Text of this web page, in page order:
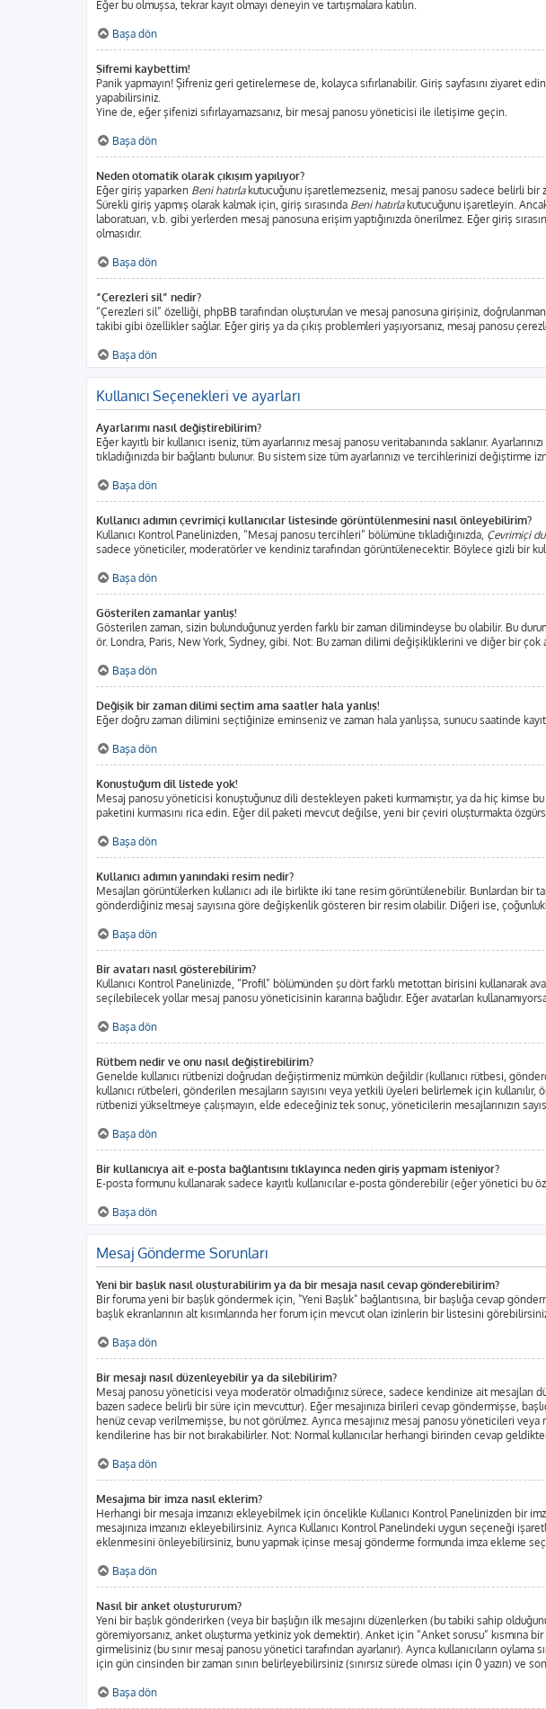
Eğer bu olmuşsa, tekrar kayıt olmayı deneyin ve tartışmalara katılın.
Başa dön
Şifremi kaybettim!
Panik yapmayın! Şifreniz geri getirelemese de, kolayca sıfırlanabilir. Giriş sayfasını ziyaret
yapabilirsiniz.
Yine de, eğer şifenizi sıfırlayamazsanız, bir mesaj panosu yöneticisi ile iletişime geçin.
Başa dön
Neden otomatik olarak çıkışım yapılıyor?
Eğer giriş yaparken Beni hatırlakutucuğunu işaretlemezseniz, mesaj panosu sadece belirli bir
Sürekli giriş yapmış olarak kalmak için, giriş sırasında Beni hatırlakutucuğunu işaretleyin.
laboratuarı, v.b. gibi yerlerden mesaj panosuna erişim yaptığınızda önerilmez. Eğer giriş
olmasıdır.
Başa dön
“Çerezleri sil” nedir?
“Çerezleri sil” özelliği, phpBB tarafından oluşturulan ve mesaj panosuna girişiniz,
takibi gibi özellikler sağlar. Eğer giriş ya da çıkış problemleri yaşıyorsanız, mesaj panosu
Başa dön
Kullanıcı Seçenekleri ve ayarları
Ayarlarımı nasıl değiştirebilirim?
Eğer kayıtlı bir kullanıcı iseniz, tüm ayarlarınız mesaj panosu veritabanında saklanır.
tıkladığınızda bir bağlantı bulunur. Bu sistem size tüm ayarlarınızı ve tercihlerinizi değiştirme
Başa dön
Kullanıcı adımın çevrimiçi kullanıcılar listesinde görüntülenmesini nasıl önleyebilirim?
Kullanıcı Kontrol Panelinizden, “Mesaj panosu tercihleri” bölümüne tıkladığınızda, Çevrimiçi
sadece yöneticiler, moderatörler ve kendiniz tarafından görüntülenecektir. Böylece gizli bir
Başa dön
Gösterilen zamanlar yanlış!
Gösterilen zaman, sizin bulunduğunuz yerden farklı bir zaman dilimindeyse bu olabilir. Bu
ör. Londra, Paris, New York, Sydney, gibi. Not: Bu zaman dilimi değişikliklerini ve diğer bir çok
Başa dön
Değişik bir zaman dilimi seçtim ama saatler hala yanlış!
Eğer doğru zaman dilimini seçtiğinize eminseniz ve zaman hala yanlışsa, sunucu saatinde
Başa dön
Konuştuğum dil listede yok!
Mesaj panosu yöneticisi konuştuğunuz dili destekleyen paketi kurmamıştır, ya da hiç kimse
paketini kurmasını rica edin. Eğer dil paketi mevcut değilse, yeni bir çeviri oluşturmakta
Başa dön
Kullanıcı adımın yanındaki resim nedir?
Mesajları görüntülerken kullanıcı adı ile birlikte iki tane resim görüntülenebilir. Bunlardan
gönderdiğiniz mesaj sayısına göre değişkenlik gösteren bir resim olabilir. Diğeri ise,
Başa dön
Bir avatarı nasıl gösterebilirim?
Kullanıcı Kontrol Panelinizde, “Profil” bölümünden şu dört farklı metottan birisini kullanarak
seçilebilecek yollar mesaj panosu yöneticisinin kararına bağlıdır. Eğer avatarları
Başa dön
Rütbem nedir ve onu nasıl değiştirebilirim?
Genelde kullanıcı rütbenizi doğrudan değiştirmeniz mümkün değildir (kullanıcı rütbesi,
kullanıcı rütbeleri, gönderilen mesajların sayısını veya yetkili üyeleri belirlemek için
rütbenizi yükseltmeye çalışmayın, elde edeceğiniz tek sonuç, yöneticilerin mesajlarınızın
Başa dön
Bir kullanıcıya ait e-posta bağlantısını tıklayınca neden giriş yapmam isteniyor?
E-posta formunu kullanarak sadece kayıtlı kullanıcılar e-posta gönderebilir (eğer yönetici
Başa dön
Mesaj Gönderme Sorunları
Yeni bir başlık nasıl oluşturabilirim ya da bir mesaja nasıl cevap gönderebilirim?
Bir foruma yeni bir başlık göndermek için, "Yeni Başlık" bağlantısına, bir başlığa cevap
başlık ekranlarının alt kısımlarında her forum için mevcut olan izinlerin bir listesini
Başa dön
Bir mesajı nasıl düzenleyebilir ya da silebilirim?
Mesaj panosu yöneticisi veya moderatör olmadığınız sürece, sadece kendinize ait
bazen sadece belirli bir süre için mevcuttur). Eğer mesajınıza birileri cevap göndermişse,
henüz cevap verilmemişse, bu not görülmez. Ayrıca mesajınız mesaj panosu yöneticileri
kendilerine has bir not bırakabilirler. Not: Normal kullanıcılar herhangi birinden cevap
Başa dön
Mesajıma bir imza nasıl eklerim?
Herhangi bir mesaja imzanızı ekleyebilmek için öncelikle Kullanıcı Kontrol Panelinizden bir
mesajınıza imzanızı ekleyebilirsiniz. Ayrıca Kullanıcı Kontrol Panelindeki uygun seçeneği
eklenmesini önleyebilirsiniz, bunu yapmak içinse mesaj gönderme formunda imza ekleme
Başa dön
Nasıl bir anket oluştururum?
Yeni bir başlık gönderirken (veya bir başlığın ilk mesajını düzenlerken (bu tabiki sahip
göremiyorsanız, anket oluşturma yetkiniz yok demektir). Anket için “Anket sorusu” kısmına
girmelisiniz (bu sınır mesaj panosu yönetici tarafından ayarlanır). Ayrıca kullanıcıların
için gün cinsinden bir zaman sınırı belirleyebilirsiniz (sınırsız sürede olması için 0 yazın)
Başa dön